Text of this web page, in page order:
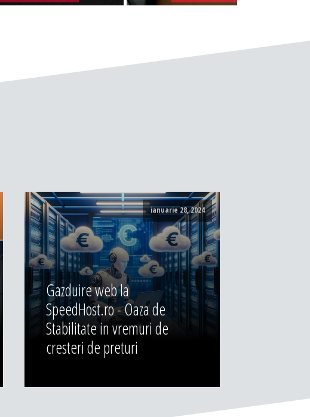
ianuarie 28, 2024
Gazduire web la
SpeedHost.ro - Oaza de
Stabilitate in vremuri de
cresteri de preturi